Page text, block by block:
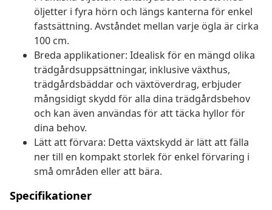
öljetter i fyra hörn och längs kanterna för enkel
fastsättning. Avståndet mellan varje ögla är cirka
100 cm.
Breda applikationer: Idealisk för en mängd olika
trädgårdsuppsättningar, inklusive växthus,
trädgårdsbäddar och växtöverdrag, erbjuder
mångsidigt skydd för alla dina trädgårdsbehov
och kan även användas för att täcka hyllor för
dina behov.
Lätt att förvara: Detta växtskydd är lätt att fälla
ner till en kompakt storlek för enkel förvaring i
små områden eller att bära.
Specifikationer